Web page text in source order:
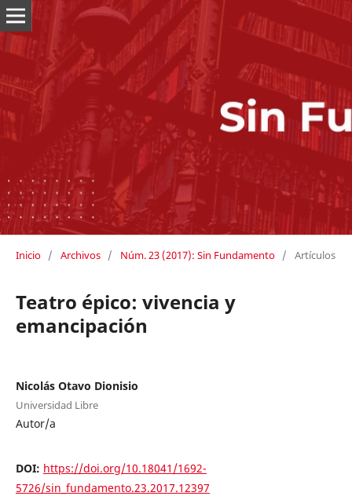
Inicio / Archivos / Núm. 23 (2017): Sin Fundamento / Artículos
Teatro épico: vivencia y
emancipación
Nicolás Otavo Dionisio
Universidad Libre
Autor/a
DOI: https://doi.org/10.18041/1692-
5726/sin_fundamento.23.2017.12397